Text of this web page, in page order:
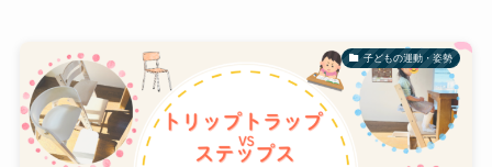
子どもの運動・姿勢